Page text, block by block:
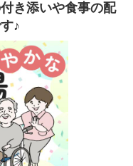
き添いや食事の配
♪